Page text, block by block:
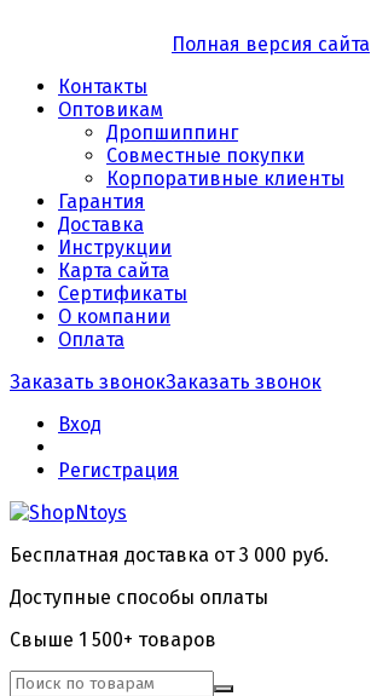
Полная версия сайта
Контакты
Оптовикам
Дропшиппинг
Совместные покупки
Корпоративные клиенты
Гарантия
Доставка
Инструкции
Карта сайта
Сертификаты
О компании
Оплата
Заказать звонокЗаказать звонок
Вход
Регистрация
Бесплатная доставка от 3 000 руб.
Доступные способы оплаты
Свыше 1 500+ товаров